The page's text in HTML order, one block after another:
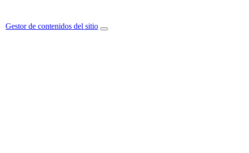
Gestor de contenidos del sitio